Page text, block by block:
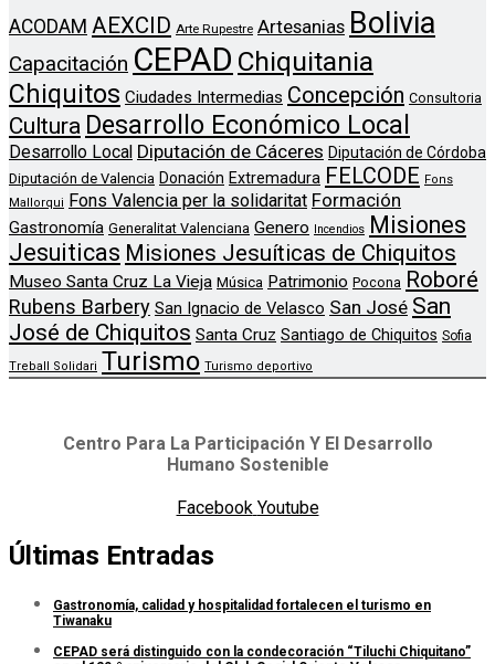
ACODAM AEXCID Arte Rupestre Artesanias Bolivia
Capacitación CEPAD Chiquitania
Chiquitos Ciudades Intermedias Concepción Consultoria
Cultura Desarrollo Económico Local
Desarrollo Local Diputación de Cáceres Diputación de Córdoba
Diputación de Valencia Donación Extremadura FELCODE Fons
Mallorqui Fons Valencia per la solidaritat Formación
Gastronomía Generalitat Valenciana Genero Incendios Misiones
Jesuiticas Misiones Jesuíticas de Chiquitos
Museo Santa Cruz La Vieja Música Patrimonio Pocona Roboré
Rubens Barbery San Ignacio de Velasco San José San
José de Chiquitos Santa Cruz Santiago de Chiquitos Sofia
Treball Solidari Turismo Turismo deportivo
Centro Para La Participación Y El Desarrollo
Humano Sostenible
Facebook Youtube
Últimas Entradas
Gastronomía, calidad y hospitalidad fortalecen el turismo en
Tiwanaku
CEPAD será distinguido con la condecoración “Tiluchi Chiquitano”